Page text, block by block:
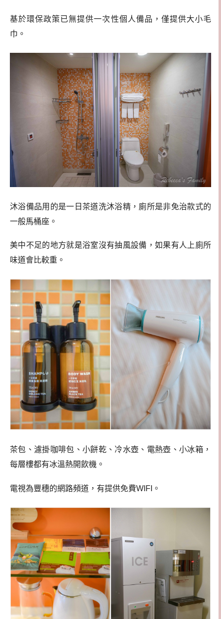
基於環保政策已無提供一次性個人備品，僅提供大小毛
巾。
沐浴備品用的是一日茶道洗沐浴精，廁所是非免治款式的
一般馬桶座。
美中不足的地方就是浴室沒有抽風設備，如果有人上廁所
味道會比較重。
茶包、濾掛咖啡包、小餅乾、冷水壺、電熱壺、小冰箱，
每層樓都有冰溫熱開飲機。
電視為豐穗的網路頻道，有提供免費WIFI。